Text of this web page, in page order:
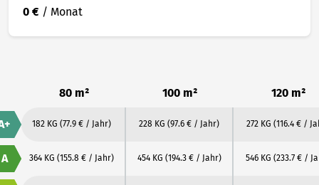
0 € / Monat
80 m² 100 m² 120 m²
182 KG (77.9 € / Jahr) 228 KG (97.6 € / Jahr) 272 KG (116.4 € /
A 364 KG (155.8 € / Jahr) 454 KG (194.3 € / Jahr) 546 KG (233.7 € /